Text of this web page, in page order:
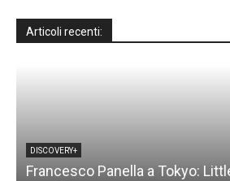
Articoli recenti:
DISCOVERY+
Francesco Panella a Tokyo: